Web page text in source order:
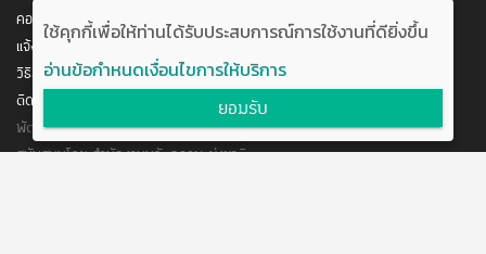
คอร์สของฉัน
แจ้งการชำระเงิน
วิธีสมัคร/ชำระเงิน
ติดต่อเรา
พัฒนาโดย บริษัท อัพบีน จำกัด
สนับสนุนโดย สำนักงานนวัตกรรมแห่งชาติ
ใช้คุกกี้เพื่อให้ท่านได้รับประสบการณ์การใช้งานที่ดียิ่งขึ้น
อ่านข้อกำหนดเงื่อนไขการให้บริการ
ยอมรับ